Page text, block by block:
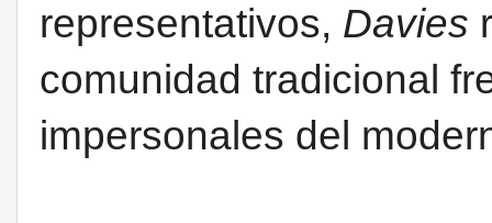
representativos, Davies
comunidad tradicional
impersonales del